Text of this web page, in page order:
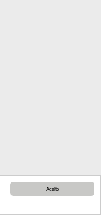
Aceito